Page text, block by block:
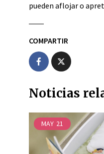
pueden aflojar o
COMPARTIR
Noticias
MAY 21